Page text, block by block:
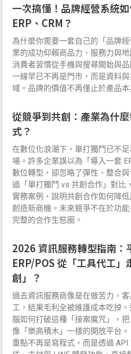
一次搞懂！品牌經營系統如
ERP、CRM？
為什麼你需要一套自己的「品牌
業的成功仰賴商品力、服務力與
消費者習慣從手機與搜尋開始與
一線早已不再是門市，而是資料
域。品牌的價值不再僅止於產品
從競爭到共創：產業為什
式？
在數位化浪潮下，單打獨鬥已不
場。許多企業誤以為「導入一套
數位轉型，卻忽略了彈性、整合
過「單打獨鬥 vs 共創合作」對比
實務案例，說明共創合作如何降
創造新商機。未來競爭不在於功
完整的合作生態圈。
2026 資訊服務轉型指南：
ERP/POS 從「工具代工」
創」？
過去資訊服務商像是在做苦力，
工，結果毛利全被維護成本吃掉
腦如何打破這種「接案魔咒」，
像「樂高積木」一樣的開放平台。
重點不再是寫程式，而是透過